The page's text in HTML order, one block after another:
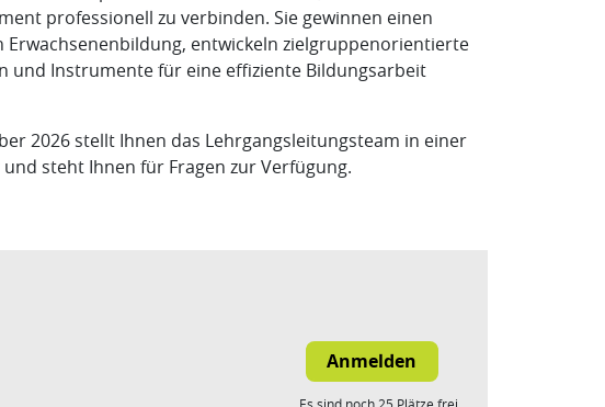
professionell zu verbinden. Sie gewinnen einen
Erwachsenenbildung, entwickeln zielgruppenorientierte
und Instrumente für eine effiziente Bildungsarbeit
2026 stellt Ihnen das Lehrgangsleitungsteam in einer
steht Ihnen für Fragen zur Verfügung.